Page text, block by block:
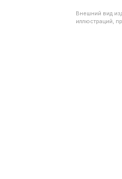
Внешний вид
иллюстраций,